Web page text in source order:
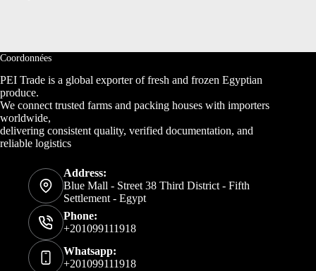
Coordonnées
PEI Trade is a global exporter of fresh and frozen Egyptian
produce.
We connect trusted farms and packing houses with importers
worldwide,
delivering consistent quality, verified documentation, and
reliable logistics
Address:
Blue Mall - Street 38 Third District - Fifth
Settlement - Egypt
Phone:
+201099111918
Whatsapp:
+201099111918